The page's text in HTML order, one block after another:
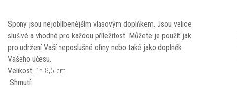
Spony jsou nejoblíbenějším vlasovým doplňkem. Jsou velice
slušivé a vhodné pro každou příležitost. Můžete je použít jak
pro udržení Vaší neposlušné ofiny nebo také jako doplněk
Vašeho účesu.
Velikost: 1* 8,5 cm
Shrnutí: